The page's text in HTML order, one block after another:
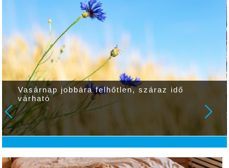
Vasárnap jobbára felhőtlen, száraz idő
várható